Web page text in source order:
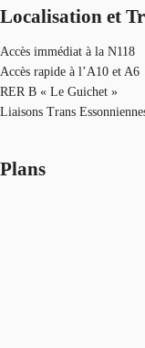
Localisation et
Accès immédiat à la N118
Accès rapide à l’A10 et A6
RER B « Le Guichet »
Liaisons Trans
Plans